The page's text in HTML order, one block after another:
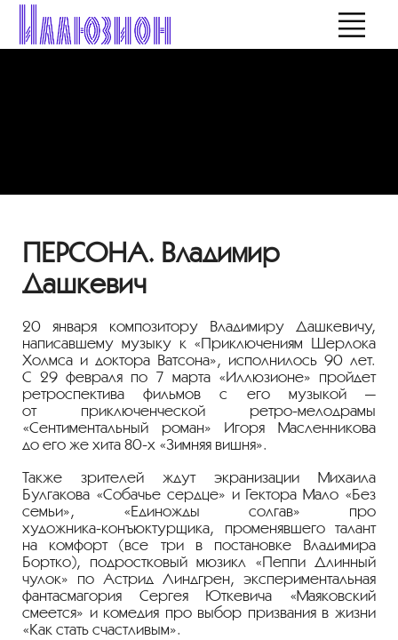
ПЕРСОНА. Владимир
Дашкевич
20 января композитору Владимиру Дашкевичу,
написавшему музыку к «Приключениям Шерлока
Холмса и доктора Ватсона», исполнилось 90 лет.
С 29 февраля по 7 марта «Иллюзионе» пройдет
ретроспектива фильмов с его музыкой —
от приключенческой ретро-мелодрамы
«Сентиментальный роман» Игоря Масленникова
до его же хита 80-х «Зимняя вишня».
Также зрителей ждут экранизации Михаила
Булгакова «Собачье сердце» и Гектора Мало «Без
семьи», «Единожды солгав» про
художника-конъюктурщика, променявшего талант
на комфорт (все три в постановке Владимира
Бортко), подростковый мюзикл «Пеппи Длинный
чулок» по Астрид Линдгрен, экспериментальная
фантасмагория Сергея Юткевича «Маяковский
смеется» и комедия про выбор призвания в жизни
«Как стать счастливым».